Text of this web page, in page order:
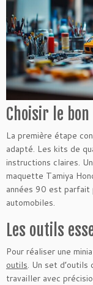
Choisir le
La première étape
adapté. Les kits de
instructions claires.
maquette Tamiya
années 90 est parfait
automobiles.
Les outils
Pour réaliser une
outils. Un set
travailler avec